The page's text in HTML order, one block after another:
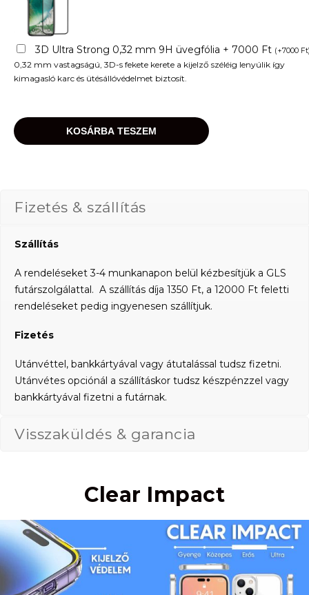
3D Ultra Strong 0,32 mm 9H üvegfólia + 7000 Ft (+7000 Ft
0,32 mm vastagságú, 3D-s fekete kerete a kijelző széléig lenyúlik így
kimagasló karc és ütésállóvédelmet biztosít.
KOSÁRBA TESZEM
Fizetés & szállítás
Szállítás
A rendeléseket 3-4 munkanapon belül kézbesítjük a GLS
futárszolgálattal. A szállítás díja 1350 Ft, a 12000 Ft feletti
rendeléseket pedig ingyenesen szállítjuk.
Fizetés
Utánvéttel, bankkártyával vagy átutalással tudsz fizetni.
Utánvétes opciónál a szállításkor tudsz készpénzzel vagy
bankkártyával fizetni a futárnak.
Visszaküldés & garancia
Clear Impact